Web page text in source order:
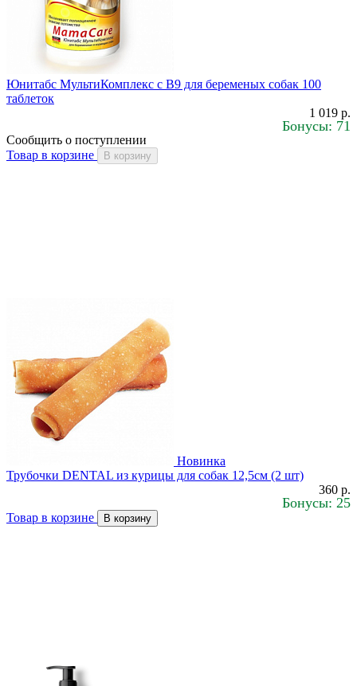
Юнитабс МультиКомплекс с В9 для беременых собак 100
таблеток
1 019 р.
Бонусы: 71
Сообщить о поступлении
Товар в корзине
В корзину
Новинка
Трубочки DENTAL из курицы для собак 12,5см (2 шт)
360 р.
Бонусы: 25
Товар в корзине В корзину